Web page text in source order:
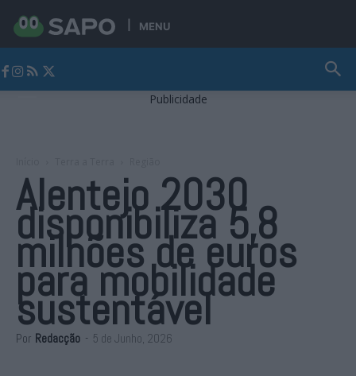
MENU
Publicidade
Alentejo 2030
disponibiliza 5,8
milhões de euros
para mobilidade
sustentável
Por Redacção - 5 de Junho, 2026